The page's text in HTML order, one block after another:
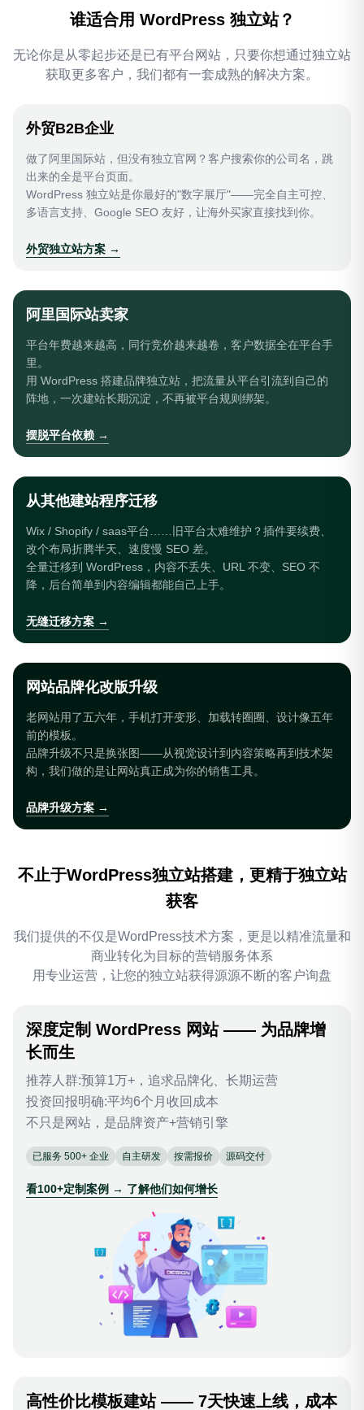
谁适合用 WordPress 独立站？
无论你是从零起步还是已有平台网站，只要你想通过独立站
获取更多客户，我们都有一套成熟的解决方案。
外贸B2B企业
做了阿里国际站，但没有独立官网？客户搜索你的公司名，跳
出来的全是平台页面。
WordPress 独立站是你最好的"数字展厅"——完全自主可控、
多语言支持、Google SEO 友好，让海外买家直接找到你。
外贸独立站方案 →
阿里国际站卖家
平台年费越来越高，同行竞价越来越卷，客户数据全在平台手
里。
用 WordPress 搭建品牌独立站，把流量从平台引流到自己的
阵地，一次建站长期沉淀，不再被平台规则绑架。
摆脱平台依赖 →
从其他建站程序迁移
Wix / Shopify / saas平台……旧平台太难维护？插件要续费、
改个布局折腾半天、速度慢 SEO 差。
全量迁移到 WordPress，内容不丢失、URL 不变、SEO 不
降，后台简单到内容编辑都能自己上手。
无缝迁移方案 →
网站品牌化改版升级
老网站用了五六年，手机打开变形、加载转圈圈、设计像五年
前的模板。
品牌升级不只是换张图——从视觉设计到内容策略再到技术架
构，我们做的是让网站真正成为你的销售工具。
品牌升级方案 →
不止于WordPress独立站搭建，更精于独立站
获客
我们提供的不仅是WordPress技术方案，更是以精准流量和
商业转化为目标的营销服务体系
用专业运营，让您的独立站获得源源不断的客户询盘
深度定制 WordPress 网站 —— 为品牌增
长而生
推荐人群:预算1万+，追求品牌化、长期运营
投资回报明确:平均6个月收回成本
不只是网站，是品牌资产+营销引擎
已服务 500+ 企业 自主研发 按需报价 源码交付
看100+定制案例 → 了解他们如何增长
高性价比模板建站 —— 7天快速上线，成本